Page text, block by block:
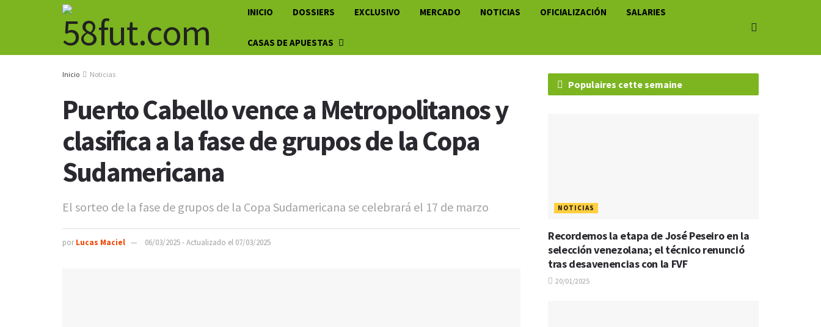
INICIO DOSSIERS EXCLUSIVO MERCADO NOTICIAS OFICIALIZACIÓN SALARIES
CASAS DE APUESTAS
Inicio Noticias
Puerto Cabello vence a Metropolitanos y
clasifica a la fase de grupos de la Copa
Sudamericana
El sorteo de la fase de grupos de la Copa Sudamericana se celebrará el 17 de marzo
por Lucas Maciel 06/03/2025 - Actualizado el 07/03/2025
Populaires cette semaine
NOTICIAS
Recordemos la etapa de José Peseiro en la
selección venezolana; el técnico renunció
tras desavenencias con la FVF
20/01/2025